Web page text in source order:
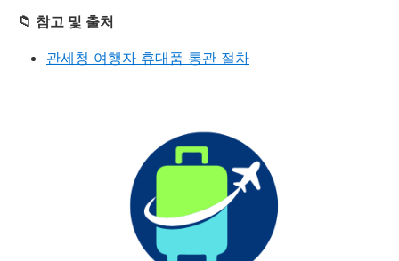
📁 참고 및 출처
관세청 여행자 휴대품 통관 절차